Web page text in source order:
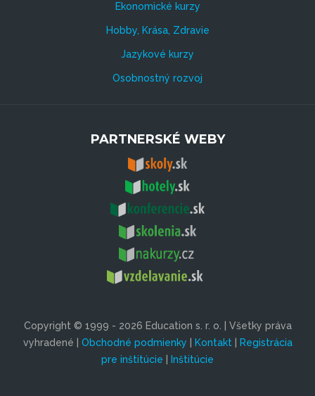
Ekonomické kurzy
Hobby, Krása, Zdravie
Jazykové kurzy
Osobnostný rozvoj
PARTNERSKÉ WEBY
Copyright © 1999 - 2026 Education s. r. o. | Všetky práva
vyhradené | Obchodné podmienky Kontakt|
Registrácia
pre inštitúcie
Inštitúcie